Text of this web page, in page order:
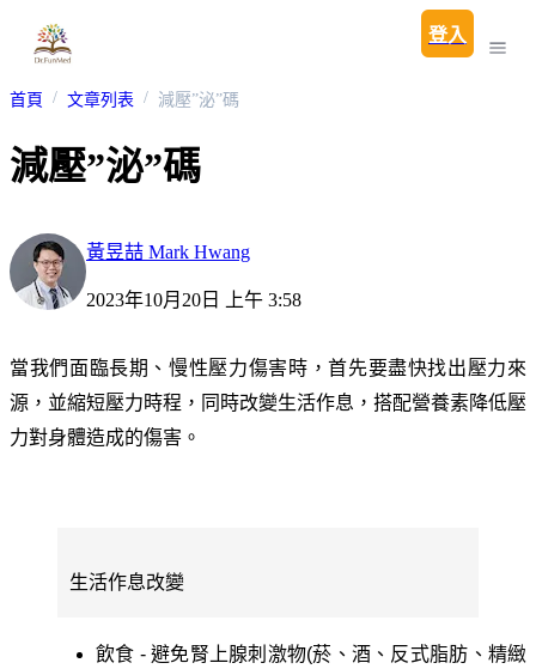
登入
首頁 文章列表 減壓”泌”碼
減壓”泌”碼
黃昱喆 Mark Hwang
2023年10月20日 上午 3:58
當我們面臨長期、慢性壓力傷害時，首先要盡快找出壓力來
源，並縮短壓力時程，同時改變生活作息，搭配營養素降低壓
力對身體造成的傷害。
生活作息改變
飲食 -避免腎上腺刺激物(菸、酒、反式脂肪、精緻